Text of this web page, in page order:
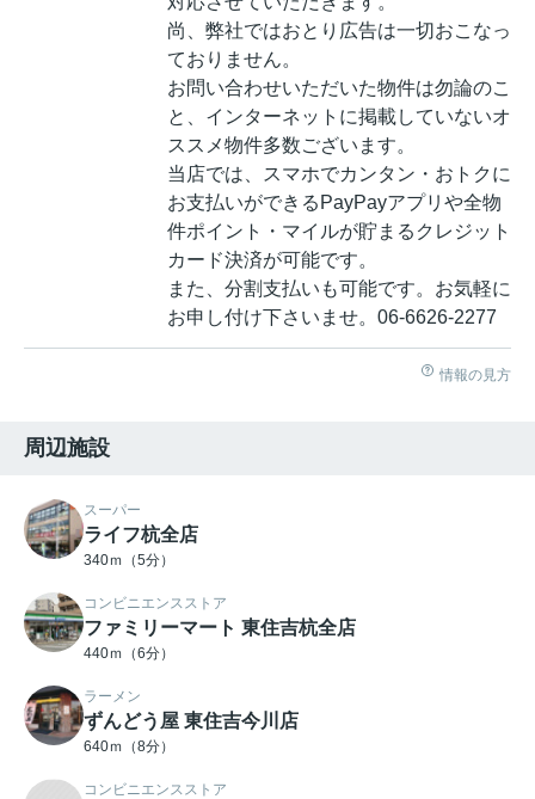
尚、弊社ではおとり広告は一切おこなっ
ておりません。
お問い合わせいただいた物件は勿論のこ
と、インターネットに掲載していないオ
ススメ物件多数ございます。
当店では、スマホでカンタン・おトクに
お支払いができるPayPayアプリや全物
件ポイント・マイルが貯まるクレジット
カード決済が可能です。
また、分割支払いも可能です。お気軽に
お申し付け下さいませ。06-6626-2277
情報の見方
周辺施設
スーパー
ライフ杭全店
340ｍ（5分）
コンビニエンスストア
ファミリーマート 東住吉杭全店
440ｍ（6分）
ラーメン
ずんどう屋 東住吉今川店
640ｍ（8分）
コンビニエンスストア